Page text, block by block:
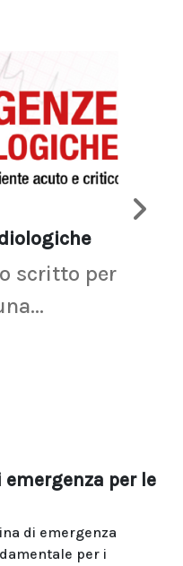
scritto per
per le
di emergenza
per i